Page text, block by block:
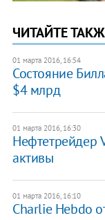
ЧИТАЙТЕ
01 марта 2016, 16:54
Состояние
$4 млрд
01 марта 2016, 16:30
Нефтетрейдер
активы
01 марта 2016, 16:10
Charlie Hebdo